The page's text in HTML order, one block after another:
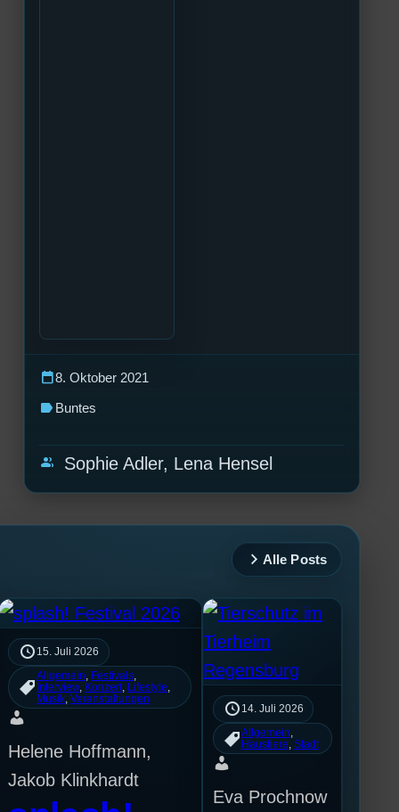
calendar_today8. Oktober 2021
label Buntes
group Sophie Adler, Lena Hensel
Alle Posts
15. Juli 2026
Allgemein Festivals
Interview, Konzert Lifestyle
Musik , Veranstaltungen
Helene Hoffmann,
Jakob Klinkhardt
14. Juli 2026
Allgemein
Haustiere Stadt
Eva Prochnow